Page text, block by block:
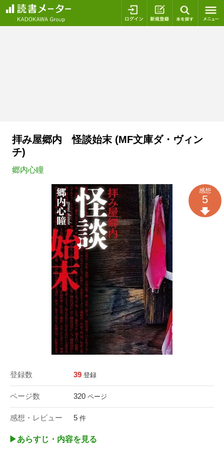
ログイン 新規登録
拝み屋郷内 怪談始末 (MF文庫ダ・ヴィン
チ)
郷内心瞳
登録数 39 登録
ページ数 320 ページ
感想・レビュー 5 件
感想
5
▶︎あらすじ・内容を見る